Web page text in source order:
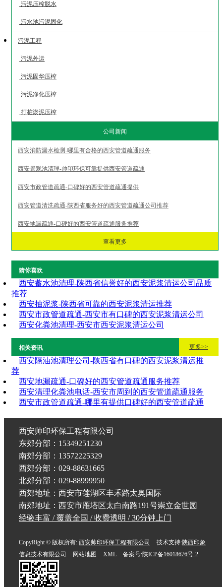
污泥压榨脱水
污水池污泥固化
污泥工程
污泥外运
污泥固华压榨
污泥净化压榨
打桩淤泥压榨
公司新闻
西安消防漏水检测-哪里有合格的西安管道疏通服务
西安景观池清理-帅印环保可靠提供西安管道疏通
西安市政管道疏通-口碑好的西安管道疏通提供
西安管道清洗疏通-陕西省服务好的西安管道疏通公司推荐
西安地漏疏通-口碑好的西安管道疏通服务推荐
查看更多
猜你喜欢
西安蓄水池清理-陕西省信誉好的西安泥浆清运公司品质
推荐
西安抽泥浆-陕西省可靠的西安泥浆清运推荐
西安市政管道疏通-西安市有口碑的西安泥浆清运公司
西安化粪池清理-西安市西安泥浆清运公司
相关资讯 更多>>
西安隔油池清理公司-陕西省有口碑的西安泥浆清运推
荐
西安地漏疏通-口碑好的西安管道疏通服务推荐
西安清理化粪池电话-西安市周到的西安管道疏通服务
西安市政管道疏通-哪里有提供口碑好的西安管道疏通
西安帅印环保工程有限公司
东郊分部：15349251230
南郊分部：13572225329
西郊分部：029-88631665
北郊分部：029-88999950
西郊地址：西安市莲湖区丰禾路太奥国际
南郊地址：西安市雁塔区太白南路191号崇立金世园
经验丰富 / 覆盖全国 / 收费透明 / 30分钟上门
CopyRight © 版权所有: 西安帅印环保工程有限公司 技术支持:陕西印象
信息技术有限公司
网站地图 XML 备案号:陕ICP备16018676号-2